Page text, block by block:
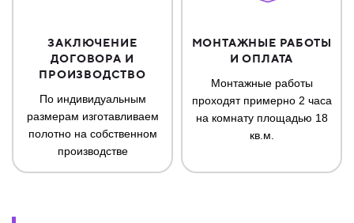
ЗАКЛЮЧЕНИЕ
ДОГОВОРА И
ПРОИЗВОДСТВО
По индивидуальным
размерам изготавливаем
полотно на собственном
производстве
МОНТАЖНЫЕ РАБОТЫ
И ОПЛАТА
Монтажные работы
проходят примерно 2 часа
на комнату площадью 18
кв.м.